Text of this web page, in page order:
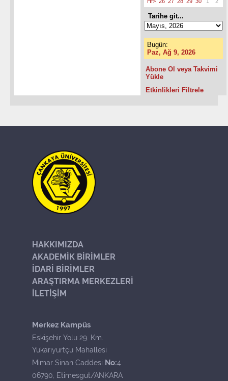
Tarihe git...
Bugün:
Paz, Ağ 9, 2026
Abone Ol veya Takvimi
Yükle
Etkinlikleri Filtrele
HAKKIMIZDA
AKADEMİK BİRİMLER
İDARİ BİRİMLER
ARAŞTIRMA MERKEZLERİ
İLETİŞİM
Merkez Kampüs
Eskişehir Yolu 29. Km.
Yukarıyurtçu Mahallesi
Mimar Sinan Caddesi No:4
06790, Etimesgut/ANKARA